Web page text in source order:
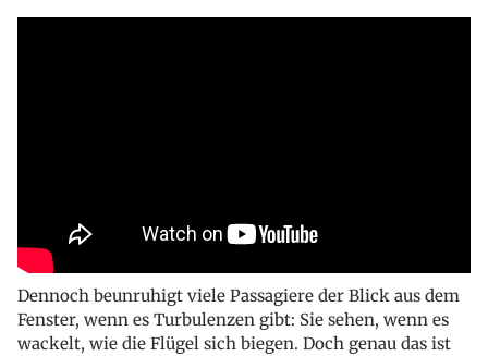
Dennoch beunruhigt viele Passagiere der Blick aus dem
Fenster, wenn es Turbulenzen gibt: Sie sehen, wenn es
wackelt, wie die Flügel sich biegen. Doch genau das ist